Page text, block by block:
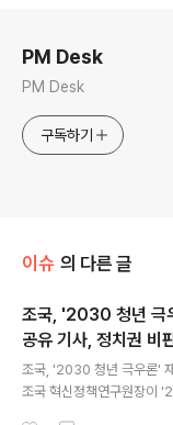
PM Desk
PM Desk
구독하기
이슈 의 다른 글
조국, '2030 청년 극
공유 기사, 정치권 비
조국, '2030 청년 극우론'
조국 혁신정책연구원장이